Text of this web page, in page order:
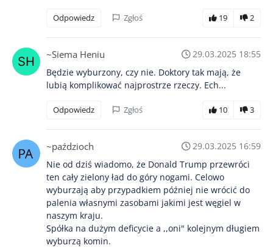
Odpowiedz Zgłoś 19 2
~Siema Heniu
29.03.2025 18:55
Będzie wyburzony, czy nie. Doktory tak mają, że
lubią komplikować najprostrze rzeczy. Ech...
Odpowiedz Zgłoś 10 3
~paździoch
29.03.2025 16:59
Nie od dziś wiadomo, że Donald Trump przewróci
ten cały zielony ład do góry nogami. Celowo
wyburzają aby przypadkiem później nie wrócić do
palenia własnymi zasobami jakimi jest węgiel w
naszym kraju.
Spółka na dużym deficycie a ,,oni" kolejnym długiem
wyburzą komin.